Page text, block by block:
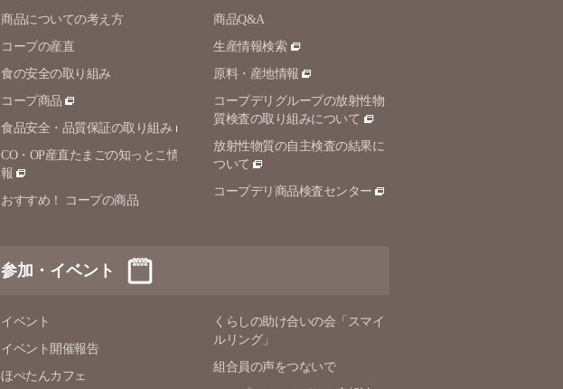
商品についての考え方
コープの産直
食の安全の取り組み
コープ商品
食品安全・品質保証の取り組み
CO・OP産直たまごの知っとこ情
報
おすすめ！ コープの商品
商品Q&A
生産情報検索
原料・産地情報
コープデリグループの放射性物
質検査の取り組みについて
放射性物質の自主検査の結果に
ついて
コープデリ商品検査センター
参加・イベント
イベント
イベント開催報告
ほぺたんカフェ
くらしの助け合いの会「スマイ
ルリング」
組合員の声をつないで